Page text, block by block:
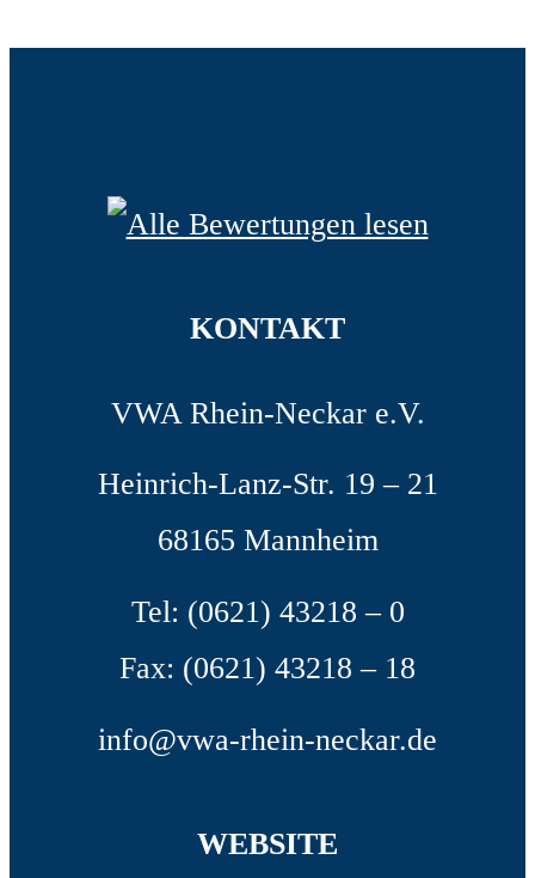
KONTAKT
VWA Rhein-Neckar e.V.
Heinrich-Lanz-Str. 19 – 21
68165 Mannheim
Tel: (0621) 43218 – 0
Fax: (0621) 43218 – 18
info@vwa-rhein-neckar.de
WEBSITE